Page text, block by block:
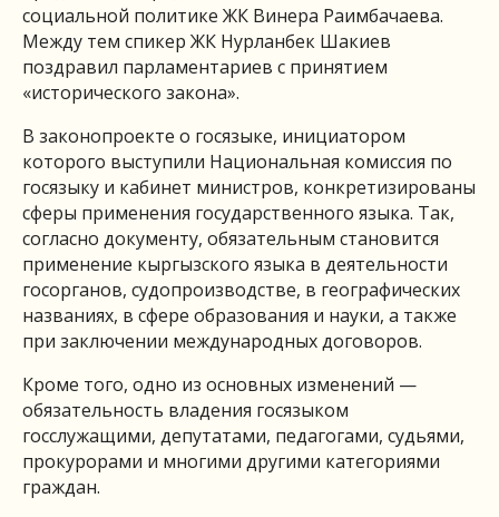
социальной политике ЖК Винера Раимбачаева.
Между тем спикер ЖК Нурланбек Шакиев
поздравил парламентариев с принятием
«исторического закона».
В законопроекте о госязыке, инициатором
которого выступили Национальная комиссия по
госязыку и кабинет министров, конкретизированы
сферы применения государственного языка. Так,
согласно документу, обязательным становится
применение кыргызского языка в деятельности
госорганов, судопроизводстве, в географических
названиях, в сфере образования и науки, а также
при заключении международных договоров.
Кроме того, одно из основных изменений —
обязательность владения госязыком
госслужащими, депутатами, педагогами, судьями,
прокурорами и многими другими категориями
граждан.